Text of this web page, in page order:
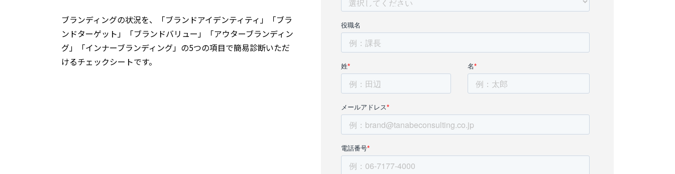
ブランディングの状況を、「ブランドアイデンティティ」「ブラ
ンドターゲット」「ブランドバリュー」「アウターブランディン
グ」「インナーブランディング」の5つの項目で簡易診断いただ
けるチェックシートです。